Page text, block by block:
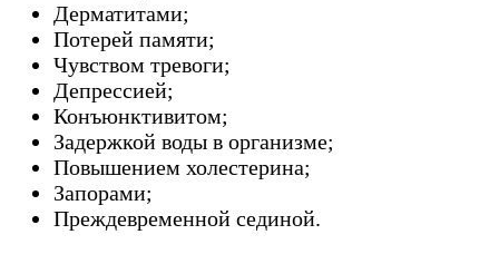
Дерматитами;
Потерей памяти;
Чувством тревоги;
Депрессией;
Конъюнктивитом;
Задержкой воды в организме;
Повышением холестерина;
Запорами;
Преждевременной сединой.